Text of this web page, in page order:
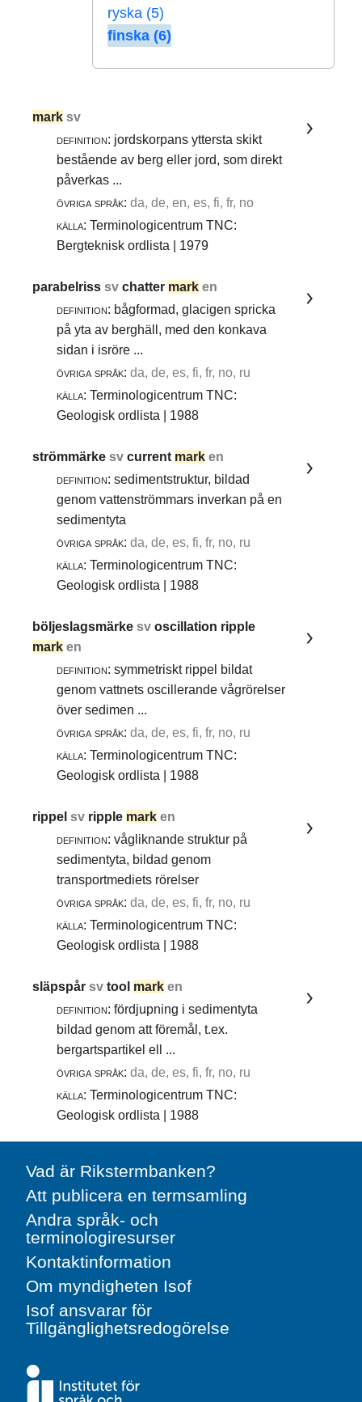
ryska (5)
finska (6)
mark sv
definition: jordskorpans yttersta skikt
bestående av berg eller jord, som direkt
påverkas ...
övriga språk: da, de, en, es, fi, fr, no
källa: Terminologicentrum TNC:
Bergteknisk ordlista | 1979
parabelrisssvchatter mark en
definition: bågformad, glacigen spricka
på yta av berghäll, med den konkava
sidan i isröre ...
övriga språk: da, de, es, fi, fr, no, ru
källa: Terminologicentrum TNC:
Geologisk ordlista | 1988
strömmärkesvcurrent mark en
definition: sedimentstruktur, bildad
genom vattenströmmars inverkan på en
sedimentyta
övriga språk: da, de, es, fi, fr, no, ru
källa: Terminologicentrum TNC:
Geologisk ordlista | 1988
böljeslagsmärkesvoscillation ripple
mark en
definition: symmetriskt rippel bildat
genom vattnets oscillerande vågrörelser
över sedimen ...
övriga språk: da, de, es, fi, fr, no, ru
källa: Terminologicentrum TNC:
Geologisk ordlista | 1988
rippelsv ripple mark en
definition: vågliknande struktur på
sedimentyta, bildad genom
transportmediets rörelser
övriga språk: da, de, es, fi, fr, no, ru
källa: Terminologicentrum TNC:
Geologisk ordlista | 1988
släpspårsvtool mark en
definition: fördjupning i sedimentyta
bildad genom att föremål, t.ex.
bergartspartikel ell ...
övriga språk: da, de, es, fi, fr, no, ru
källa: Terminologicentrum TNC:
Geologisk ordlista | 1988
Vad är Rikstermbanken?
Att publicera en termsamling
Andra språk- och
terminologiresurser
Kontaktinformation
Om myndigheten Isof
Isof ansvarar för
Tillgänglighetsredogörelse